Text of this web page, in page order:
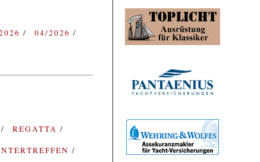
04/2026
REGATTA